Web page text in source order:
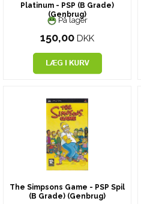
Platinum - PSP (B Grade)
(Genbrug)
På lager
150,00 DKK
The Simpsons Game - PSP Spil
(B Grade) (Genbrug)